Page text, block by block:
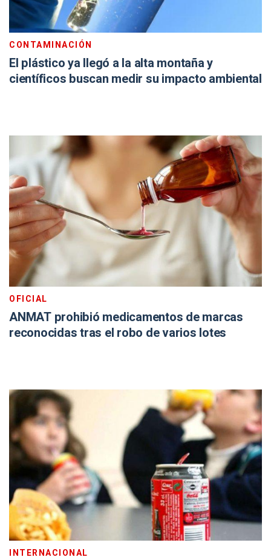
CONTAMINACIÓN
El plástico ya llegó a la alta montaña y
científicos buscan medir su impacto ambiental
OFICIAL
ANMAT prohibió medicamentos de marcas
reconocidas tras el robo de varios lotes
INTERNACIONAL